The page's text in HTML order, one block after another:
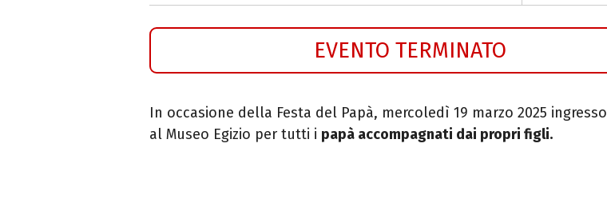
EVENTO TERMINATO
In occasione della Festa del Papà, mercoledì 19 marzo 2025 ingresso
al Museo Egizio per tutti i papà accompagnati dai propri figli.